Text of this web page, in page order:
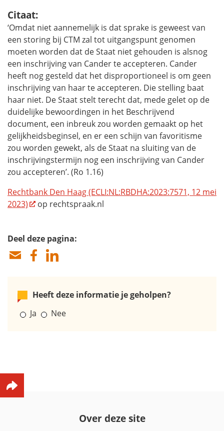
Citaat:
‘Omdat niet aannemelijk is dat sprake is geweest van
een storing bij CTM zal tot uitgangspunt genomen
moeten worden dat de Staat niet gehouden is alsnog
een inschrijving van Cander te accepteren. Cander
heeft nog gesteld dat het disproportioneel is om geen
inschrijving van haar te accepteren. Die stelling baat
haar niet. De Staat stelt terecht dat, mede gelet op de
duidelijke bewoordingen in het Beschrijvend
document, een inbreuk zou worden gemaakt op het
gelijkheidsbeginsel, en er een schijn van favoritisme
zou worden gewekt, als de Staat na sluiting van de
inschrijvingstermijn nog een inschrijving van Cander
zou accepteren’. (Ro 1.16)
Rechtbank Den Haag (ECLI:NL:RBDHA:2023:7571, 12 mei
2023)
op rechtspraak.nl
Deel deze pagina:
Heeft deze informatie je geholpen?
Ja
Nee
Over deze site